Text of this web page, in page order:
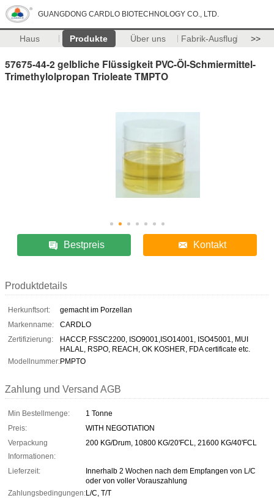
GUANGDONG CARDLO BIOTECHNOLOGY CO., LTD.
Haus Produkte Über uns Fabrik-Ausflug >>
57675-44-2 gelbliche Flüssigkeit PVC-Öl-Schmiermittel-
Trimethylolpropan Trioleate TMPTO
Bestpreis Kontakt
Produktdetails
Herkunftsort:
gemacht im Porzellan
Markenname:
CARDLO
Zertifizierung:
HACCP, FSSC2200, ISO9001,ISO14001, ISO45001, MUI
HALAL, RSPO, REACH, OK KOSHER, FDA certificate etc.
Modellnummer:PMPTO
Zahlung und Versand AGB
Min Bestellmenge:
1 Tonne
Preis:
WITH NEGOTIATION
Verpackung
Informationen:
200 KG/Drum, 10800 KG/20'FCL, 21600 KG/40'FCL
Lieferzeit:
Innerhalb 2 Wochen nach dem Empfangen von L/C
oder von voller Vorauszahlung
Zahlungsbedingungen:L/C, T/T